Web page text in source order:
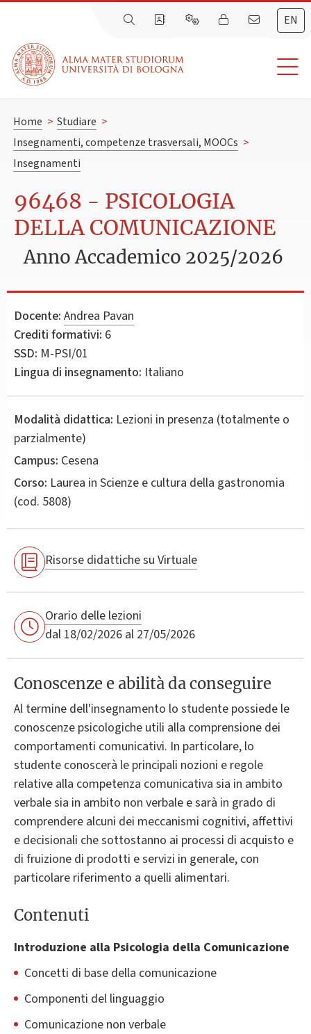
EN
Home > Studiare >
Insegnamenti, competenze trasversali, MOOCs >
Insegnamenti
96468 - PSICOLOGIA
DELLA COMUNICAZIONE
Anno Accademico 2025/2026
Docente: Andrea Pavan
Crediti formativi: 6
SSD: M-PSI/01
Lingua di insegnamento: Italiano
Modalità didattica: Lezioni in presenza (totalmente o
parzialmente)
Campus: Cesena
Corso: Laurea in Scienze e cultura della gastronomia
(cod. 5808)
Risorse didattiche su Virtuale
Orario delle lezioni
dal 18/02/2026 al 27/05/2026
Conoscenze e abilità da conseguire
Al termine dell'insegnamento lo studente possiede le
conoscenze psicologiche utili alla comprensione dei
comportamenti comunicativi. In particolare, lo
studente conoscerà le principali nozioni e regole
relative alla competenza comunicativa sia in ambito
verbale sia in ambito non verbale e sarà in grado di
comprendere alcuni dei meccanismi cognitivi, affettivi
e decisionali che sottostanno ai processi di acquisto e
di fruizione di prodotti e servizi in generale, con
particolare riferimento a quelli alimentari.
Contenuti
Introduzione alla Psicologia della Comunicazione
Concetti di base della comunicazione
Componenti del linguaggio
Comunicazione non verbale